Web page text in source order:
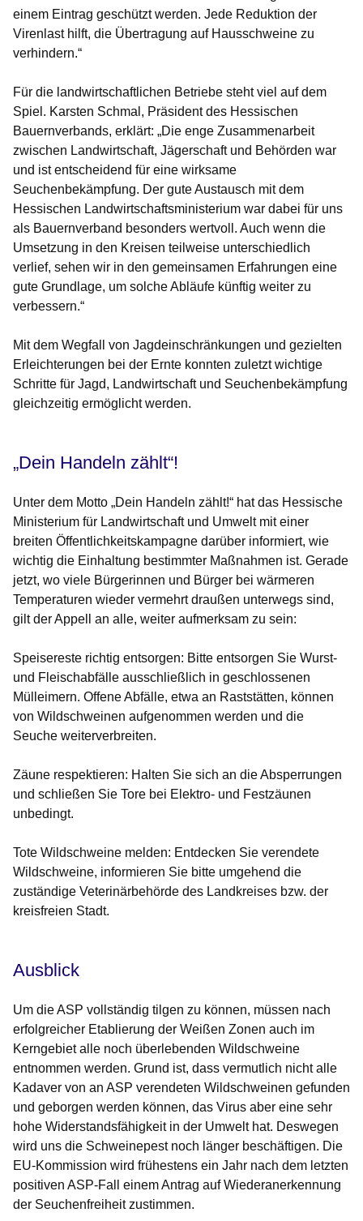
einem Eintrag geschützt werden. Jede Reduktion der
Virenlast hilft, die Übertragung auf Hausschweine zu
verhindern.“
Für die landwirtschaftlichen Betriebe steht viel auf dem
Spiel. Karsten Schmal, Präsident des Hessischen
Bauernverbands, erklärt: „Die enge Zusammenarbeit
zwischen Landwirtschaft, Jägerschaft und Behörden war
und ist entscheidend für eine wirksame
Seuchenbekämpfung. Der gute Austausch mit dem
Hessischen Landwirtschaftsministerium war dabei für uns
als Bauernverband besonders wertvoll. Auch wenn die
Umsetzung in den Kreisen teilweise unterschiedlich
verlief, sehen wir in den gemeinsamen Erfahrungen eine
gute Grundlage, um solche Abläufe künftig weiter zu
verbessern.“
Mit dem Wegfall von Jagdeinschränkungen und gezielten
Erleichterungen bei der Ernte konnten zuletzt wichtige
Schritte für Jagd, Landwirtschaft und Seuchenbekämpfung
gleichzeitig ermöglicht werden.
„Dein Handeln zählt“!
Unter dem Motto „Dein Handeln zählt!“ hat das Hessische
Ministerium für Landwirtschaft und Umwelt mit einer
breiten Öffentlichkeitskampagne darüber informiert, wie
wichtig die Einhaltung bestimmter Maßnahmen ist. Gerade
jetzt, wo viele Bürgerinnen und Bürger bei wärmeren
Temperaturen wieder vermehrt draußen unterwegs sind,
gilt der Appell an alle, weiter aufmerksam zu sein:
Speisereste richtig entsorgen: Bitte entsorgen Sie Wurst-
und Fleischabfälle ausschließlich in geschlossenen
Mülleimern. Offene Abfälle, etwa an Raststätten, können
von Wildschweinen aufgenommen werden und die
Seuche weiterverbreiten.
Zäune respektieren: Halten Sie sich an die Absperrungen
und schließen Sie Tore bei Elektro- und Festzäunen
unbedingt.
Tote Wildschweine melden: Entdecken Sie verendete
Wildschweine, informieren Sie bitte umgehend die
zuständige Veterinärbehörde des Landkreises bzw. der
kreisfreien Stadt.
Ausblick
Um die ASP vollständig tilgen zu können, müssen nach
erfolgreicher Etablierung der Weißen Zonen auch im
Kerngebiet alle noch überlebenden Wildschweine
entnommen werden. Grund ist, dass vermutlich nicht alle
Kadaver von an ASP verendeten Wildschweinen gefunden
und geborgen werden können, das Virus aber eine sehr
hohe Widerstandsfähigkeit in der Umwelt hat. Deswegen
wird uns die Schweinepest noch länger beschäftigen. Die
EU-Kommission wird frühestens ein Jahr nach dem letzten
positiven ASP-Fall einem Antrag auf Wiederanerkennung
der Seuchenfreiheit zustimmen.